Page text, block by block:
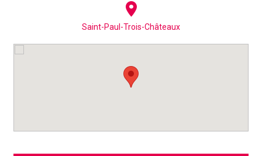
Saint-Paul-Trois-Châteaux